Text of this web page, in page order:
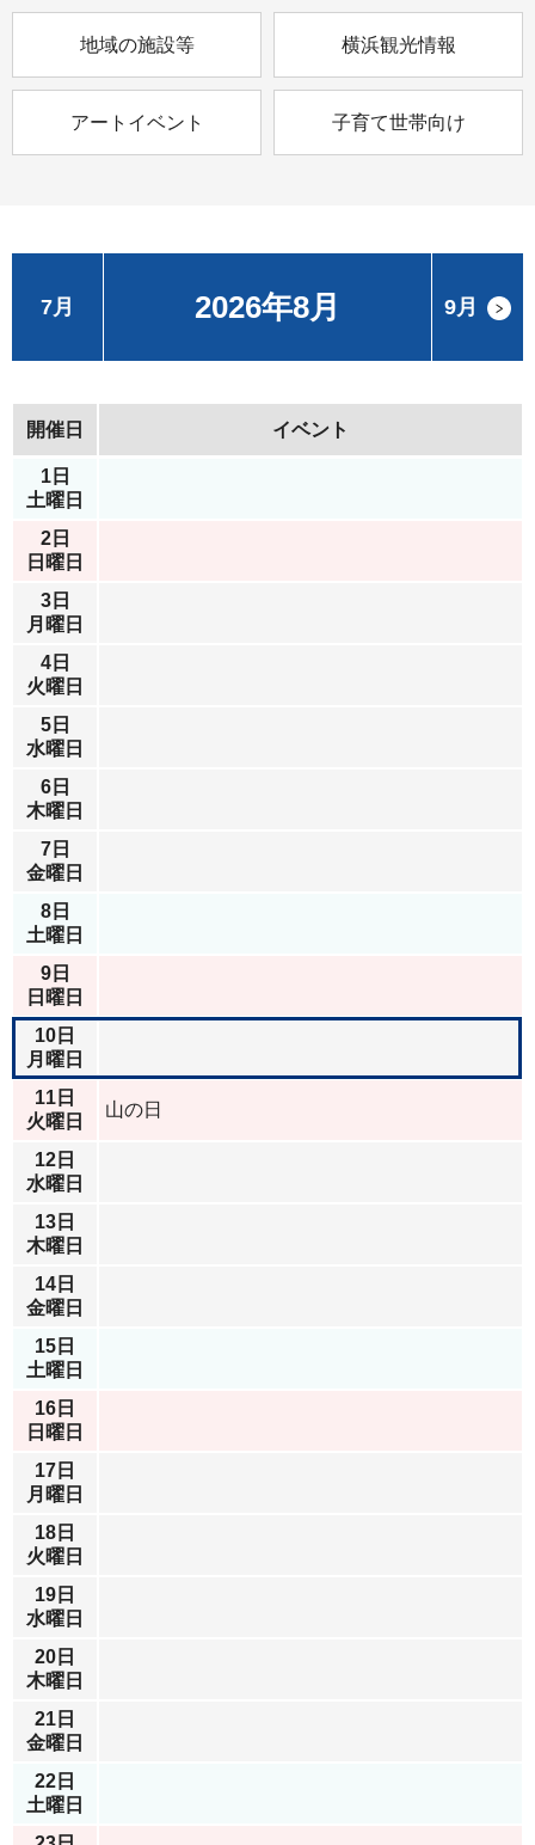
地域の施設等 横浜観光情報
アートイベント 子育て世帯向け
2026年8月
7月 9月
開催日 イベント
1日
土曜日
2日
日曜日
3日
月曜日
4日
火曜日
5日
水曜日
6日
木曜日
7日
金曜日
8日
土曜日
9日
日曜日
10日
月曜日
11日
火曜日
山の日
12日
水曜日
13日
木曜日
14日
金曜日
15日
土曜日
16日
日曜日
17日
月曜日
18日
火曜日
19日
水曜日
20日
木曜日
21日
金曜日
22日
土曜日